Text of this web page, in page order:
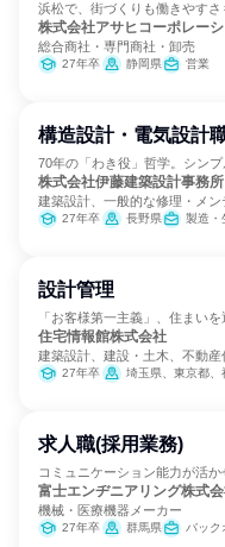
浜松で、街づくりも働きやすさ
株式会社アサヒコーポレー
総合商社・専門商社・卸売
27年卒 静岡県 営業
構造設計・電気設計
70年の「わき役」哲学。シン
株式会社伊藤建築設計事務所
建築設計、一般的な修理・メン
ス
27年卒 長野県 製造・
設計管理
「お客様第一主義」、住まい
住宅情報館株式会社
建築設計、建設・土木、不動産
27年卒 埼玉県、東京都、
求人職(採用業務)
コミュニケーション能力が活
富士エンヂニアリング株式
機械・医療機器メーカー
27年卒 群馬県 バック